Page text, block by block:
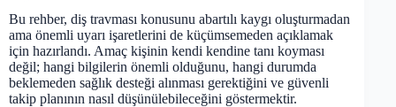
Bu rehber, diş travması konusunu abartılı kaygı oluşturmadan
ama önemli uyarı işaretlerini de küçümsemeden açıklamak
için hazırlandı. Amaç kişinin kendi kendine tanı koyması
değil; hangi bilgilerin önemli olduğunu, hangi durumda
beklemeden sağlık desteği alınması gerektiğini ve güvenli
takip planının nasıl düşünülebileceğini göstermektir.